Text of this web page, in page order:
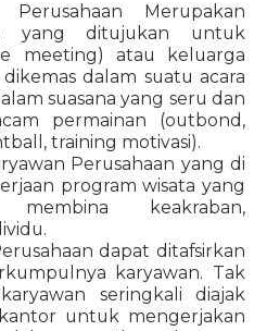
Perusahaan Merupakan
yang ditujukan untuk
meeting) atau keluarga
dalam suatu acara
suasana yang seru dan
permainan (outbond,
training motivasi).
Perusahaan yang di
program wisata yang
keakraban,
dapat ditafsirkan
karyawan. Tak
seringkali diajak
untuk mengerjakan